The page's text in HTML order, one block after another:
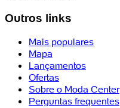
Outros links
Mais populares
Mapa
Lançamentos
Ofertas
Sobre o Moda Center
Perguntas frequentes